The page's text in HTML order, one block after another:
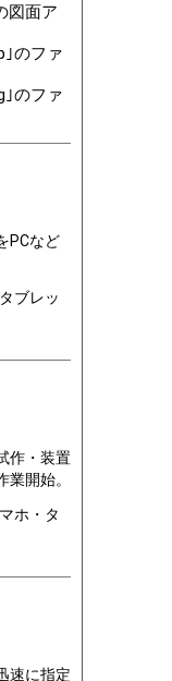
図面ア
｣のファ
｣のファ
PCなど
ブレッ
作・装置
開始。
ホ・タ
速に指定